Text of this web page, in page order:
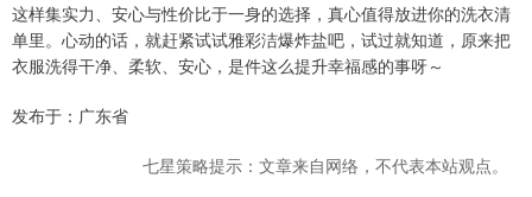
这样集实力、安心与性价比于一身的选择，真心值得放进你的洗衣清
单里。心动的话，就赶紧试试雅彩洁爆炸盐吧，试过就知道，原来把
衣服洗得干净、柔软、安心，是件这么提升幸福感的事呀～
发布于：广东省
七星策略提示：文章来自网络，不代表本站观点。